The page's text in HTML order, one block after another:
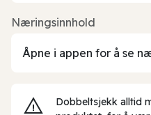
Næringsinnhold
Åpne i appen for å se
Dobbeltsjekk alltid